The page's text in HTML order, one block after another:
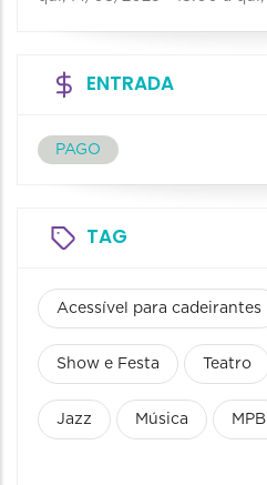
ENTRADA
PAGO
TAG
Acessível para cadeirantes
Show e Festa Teatro
Jazz Música MPB